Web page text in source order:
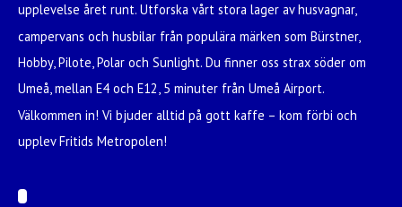
upplevelse året runt. Utforska vårt stora lager av husvagnar,
campervans och husbilar från populära märken som Bürstner,
Hobby, Pilote, Polar och Sunlight. Du finner oss strax söder om
Umeå, mellan E4 och E12, 5 minuter från Umeå Airport.
Välkommen in! Vi bjuder alltid på gott kaffe – kom förbi och
upplev Fritids Metropolen!